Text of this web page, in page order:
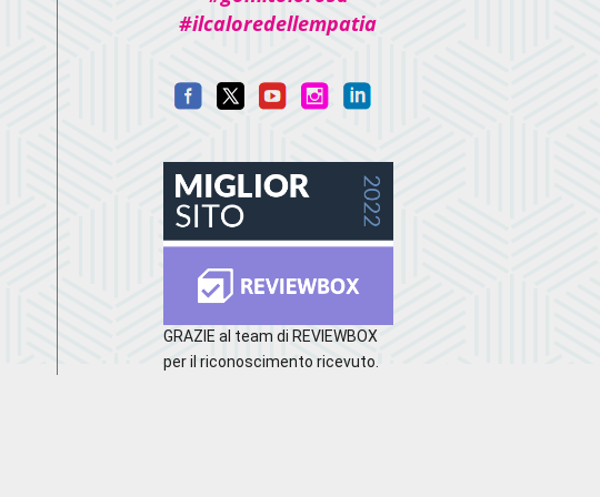
#ilcaloredellempatia
GRAZIE al team di REVIEWBOX
per il riconoscimento ricevuto.